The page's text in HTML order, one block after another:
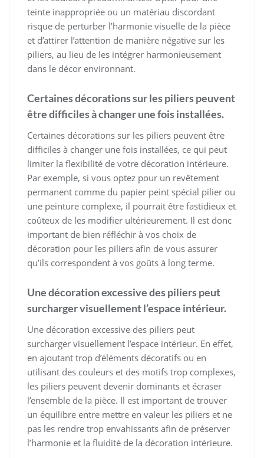
teinte inappropriée ou un matériau discordant
risque de perturber l’harmonie visuelle de la pièce
et d’attirer l’attention de manière négative sur les
piliers, au lieu de les intégrer harmonieusement
dans le décor environnant.
Certaines décorations sur les piliers peuvent
être difficiles à changer une fois installées.
Certaines décorations sur les piliers peuvent être
difficiles à changer une fois installées, ce qui peut
limiter la flexibilité de votre décoration intérieure.
Par exemple, si vous optez pour un revêtement
permanent comme du papier peint spécial pilier ou
une peinture complexe, il pourrait être fastidieux et
coûteux de les modifier ultérieurement. Il est donc
important de bien réfléchir à vos choix de
décoration pour les piliers afin de vous assurer
qu’ils correspondent à vos goûts à long terme.
Une décoration excessive des piliers peut
surcharger visuellement l’espace intérieur.
Une décoration excessive des piliers peut
surcharger visuellement l’espace intérieur. En effet,
en ajoutant trop d’éléments décoratifs ou en
utilisant des couleurs et des motifs trop complexes,
les piliers peuvent devenir dominants et écraser
l’ensemble de la pièce. Il est important de trouver
un équilibre entre mettre en valeur les piliers et ne
pas les rendre trop envahissants afin de préserver
l’harmonie et la fluidité de la décoration intérieure.